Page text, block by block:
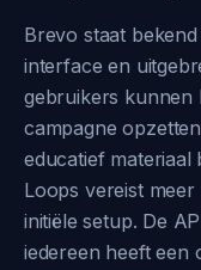
Brevo staat
interface en
gebruikers kunnen
campagne
educatief materiaal
Loops vereist
initiële setup. De
iedereen heeft een